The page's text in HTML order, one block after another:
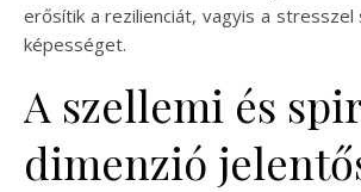
erősítik a rezilienciát, vagyis a stresszel
képességet.
A szellemi és
dimenzió